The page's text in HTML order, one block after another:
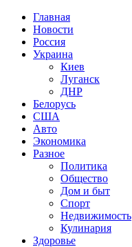
Главная
Новости
Россия
Украина
Киев
Луганск
ДНР
Белорусь
США
Авто
Экономика
Разное
Политика
Общество
Дом и быт
Спорт
Недвижимость
Кулинария
Здоровье